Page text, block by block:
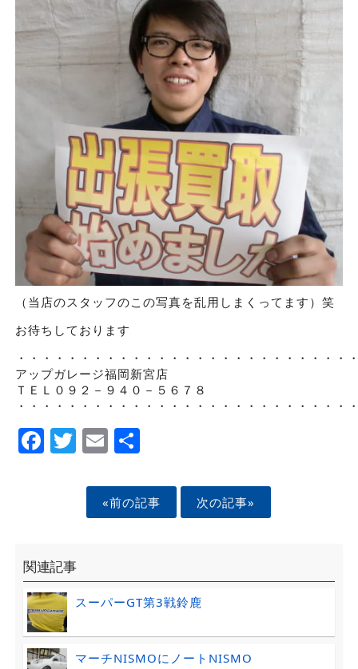
（当店のスタッフのこの写真を乱用しまくってます）笑
お待ちしております
・・・・・・・・・・・・・・・・・・・・・・・・・・
アップガレージ福岡新宮店
ＴＥＬ０９２－９４０－５６７８
・・・・・・・・・・・・・・・・・・・・・・・・・・
Facebook
Twitter
EmailShare
«前の記事 次の記事»
関連記事
スーパーGT第3戦鈴鹿
マーチNISMOにノートNISMO